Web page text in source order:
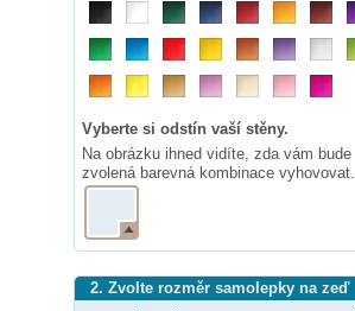
Vyberte si odstín vaší stěny.
Na obrázku ihned vidíte, zda vám bude
zvolená barevná kombinace vyhovovat.
2. Zvolte rozměr samolepky na zeď